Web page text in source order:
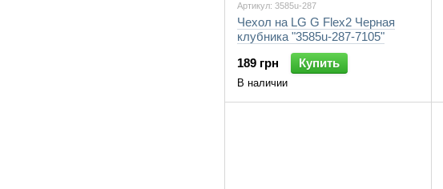
Артикул: 3585u-287
Чехол на LG G Flex2 Черная
клубника "3585u-287-7105"
189 грн
Купить
В наличии